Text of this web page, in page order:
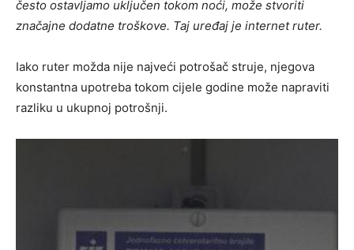
često ostavljamo uključen tokom noći, može stvoriti
značajne dodatne troškove. Taj uređaj je internet ruter.
Iako ruter možda nije najveći potrošač struje, njegova
konstantna upotreba tokom cijele godine može napraviti
razliku u ukupnoj potrošnji.